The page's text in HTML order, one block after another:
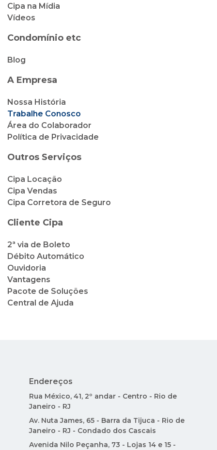
Cipa na Mídia
Vídeos
Condomínio etc
Blog
A Empresa
Nossa História
Trabalhe Conosco
Área do Colaborador
Política de Privacidade
Outros Serviços
Cipa Locação
Cipa Vendas
Cipa Corretora de Seguro
Cliente Cipa
2ª via de Boleto
Débito Automático
Ouvidoria
Vantagens
Pacote de Soluções
Central de Ajuda
Endereços
Rua México, 41, 2º andar - Centro - Rio de
Janeiro - RJ
Av. Nuta James, 65 - Barra da Tijuca - Rio de
Janeiro - RJ - Condado dos Cascais
Avenida Nilo Peçanha, 73 - Lojas 14 e 15 -